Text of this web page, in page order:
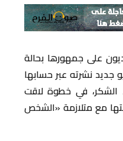
على جمهورها بحالة
نشرته عبر حسابها
الشكر، في خطوة لاقت
مع متلازمة «الشخص